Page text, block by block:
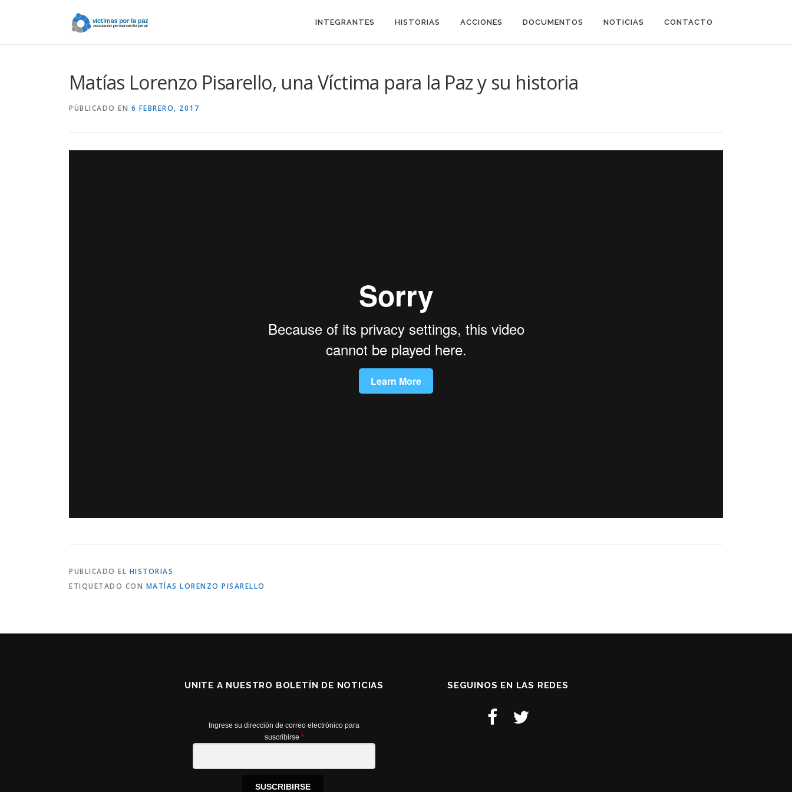
INTEGRANTES HISTORIAS ACCIONES DOCUMENTOS NOTICIAS CONTACTO
Matías Lorenzo Pisarello, una Víctima para la Paz y su historia
PÚBLICADO EN 6 FEBRERO, 2017
PUBLICADO EL HISTORIAS
ETIQUETADO CON MATÍAS LORENZO PISARELLO
UNITE A NUESTRO BOLETÍN DE NOTICIAS
Ingrese su dirección de correo electrónico para
suscribirse *
SUSCRIBIRSE
SEGUINOS EN LAS REDES